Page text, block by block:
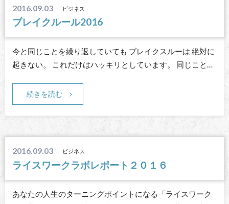
2016.09.03 ビジネス
ブレイクルール2016
今と同じことを繰り返していても ブレイクスルーは 絶対に
起きない。 これだけはハッキリとしています。 同じこと…
続きを読む
2016.09.03 ビジネス
ライスワークラボレポート２０１６
あなたの人生のターニングポイントになる「ライスワーク